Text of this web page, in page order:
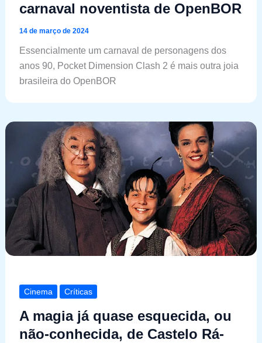
carnaval noventista de OpenBOR
14 de março de 2024
Essencialmente um carnaval de personagens dos
anos 90, Pocket Dimension Clash 2 é mais outra joia
brasileira do OpenBOR
Cinema Críticas
A magia já quase esquecida, ou
não-conhecida, de Castelo Rá-